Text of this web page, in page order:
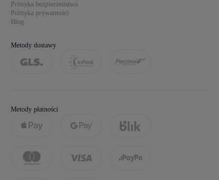
Polityka bezpieczeństwa
Polityka prywatności
Blog
Metody dostawy
Metody płatności